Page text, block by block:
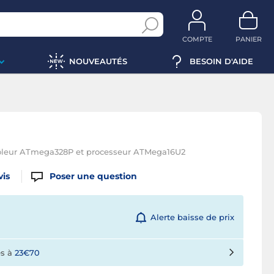
COMPTE PANIER
NOUVEAUTÉS BESOIN D'AIDE
ATmega328P et processeur ATMega16U2
Poser une question
Alerte baisse de prix
à 23€70